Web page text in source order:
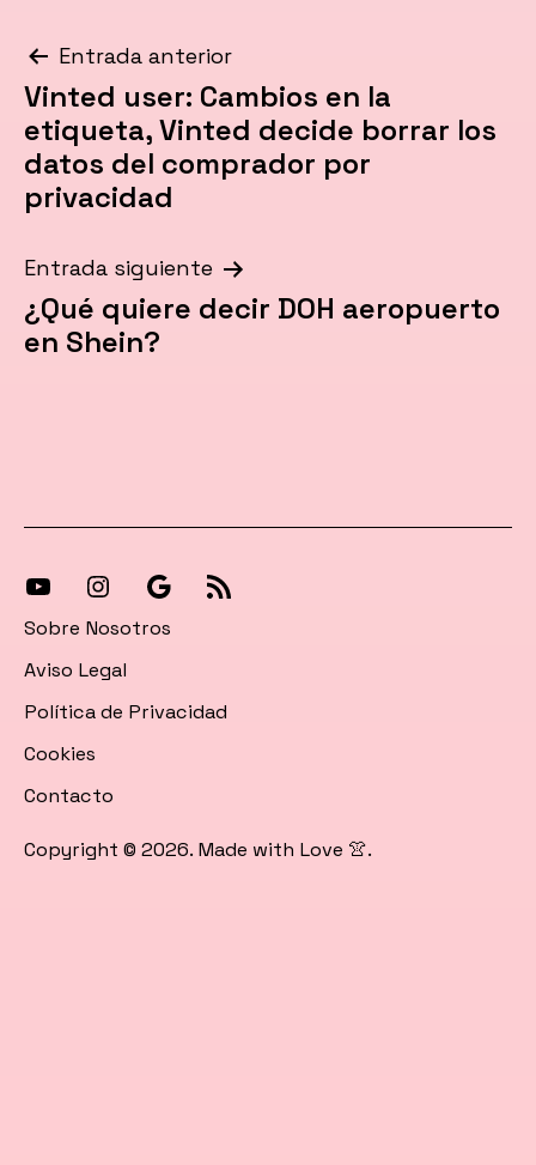
Navegación
de
entradas
Entrada anterior
Vinted user: Cambios en la
etiqueta, Vinted decide borrar los
datos del comprador por
privacidad
Entrada siguiente
¿Qué quiere decir DOH aeropuerto
en Shein?
Copyright © 2026. Made with Love 👚.
[27-
icon
icon=»fa
fa-
instagram»]
[27-
icon
icon=»fa
fa-
Síguenos
News
Sobre Nosotros
Aviso Legal
Política de Privacidad
Cookies
Contacto